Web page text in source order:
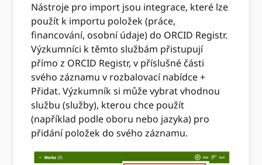
Nástroje pro import jsou integrace, které lze
použít k importu položek (práce,
financování, osobní údaje) do ORCID Registr.
Výzkumníci k těmto službám přistupují
přímo z ORCID Registr, v příslušné části
svého záznamu v rozbalovací nabídce +
Přidat. Výzkumník si může vybrat vhodnou
službu (služby), kterou chce použít
(například podle oboru nebo jazyka) pro
přidání položek do svého záznamu.